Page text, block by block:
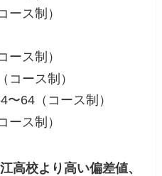
ース制）
ース制）
コース制）
〜64（コース制）
ース制）
高校より高い偏差値、